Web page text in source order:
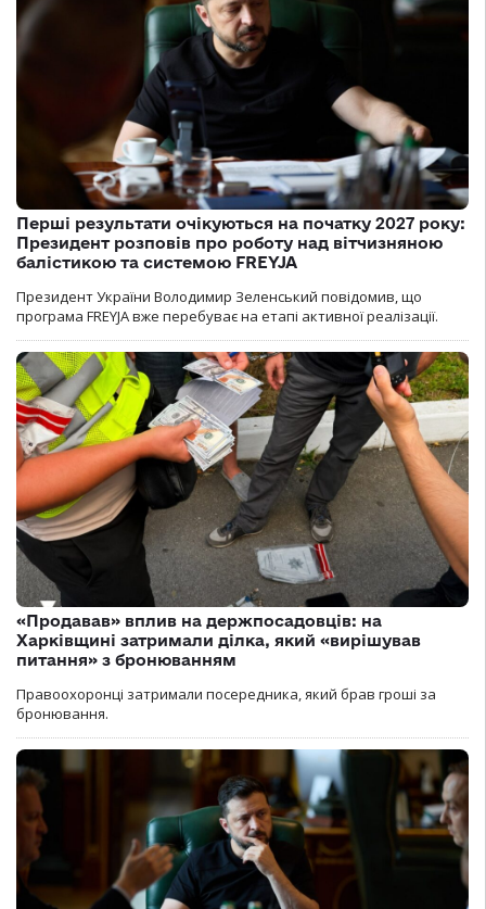
Перші результати очікуються на початку 2027 року:
Президент розповів про роботу над вітчизняною
балістикою та системою FREYJA
Президент України Володимир Зеленський повідомив, що
програма FREYJA вже перебуває на етапі активної реалізації.
«Продавав» вплив на держпосадовців: на
Харківщині затримали ділка, який «вирішував
питання» з бронюванням
Правоохоронці затримали посередника, який брав гроші за
бронювання.